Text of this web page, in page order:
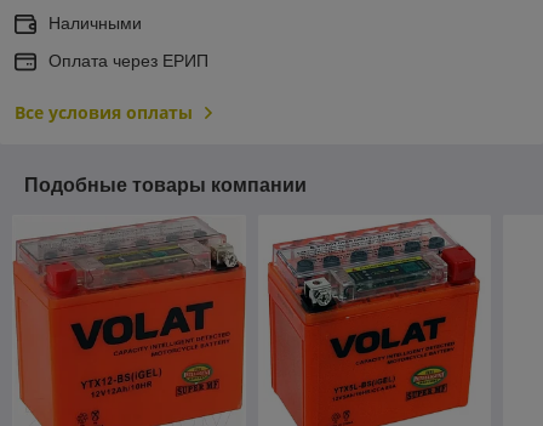
Наличными
Оплата через ЕРИП
Все условия оплаты
Подобные товары компании